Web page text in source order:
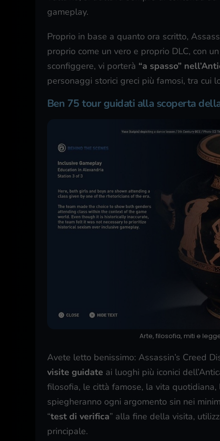
gameplay.
Proprio in base a quanto ora scritto,
proprio come un vero e proprio DLC, con
sconfiggere, vi porterà “a spasso”
personaggi storici greci più famosi, tra cui
Ben 75 tour guidati alla scoperta
Arte, filosofia, miti e
Avete letto benissimo: Assassin’s Creed
visite guidate ai luoghi più iconici
filosofia, le città famose, la vita
spiegheranno ogni argomento sin nei
“test di verifica” alla fine della visita,
principale.